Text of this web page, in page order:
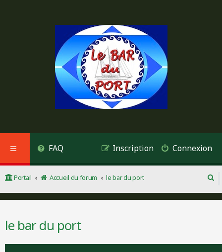
FAQ Connexion
Inscription
Portail Accueil du forum
le bar du port
e
le bar du port